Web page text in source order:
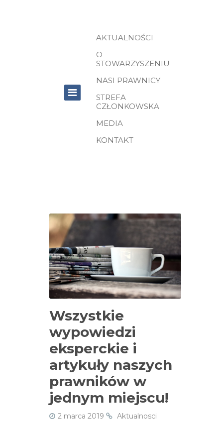
AKTUALNOŚCI
O
STOWARZYSZENIU
NASI PRAWNICY
STREFA
CZŁONKOWSKA
MEDIA
KONTAKT
Wszystkie
wypowiedzi
eksperckie i
artykuły naszych
prawników w
jednym miejscu!
2 marca 2019 Aktualnosci